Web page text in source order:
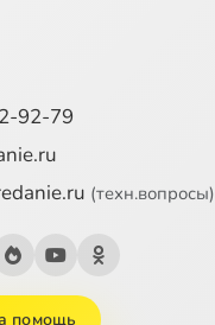
92-79
(техн.вопросы)
помощь